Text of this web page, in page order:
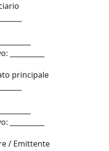
principale
/ Emittente